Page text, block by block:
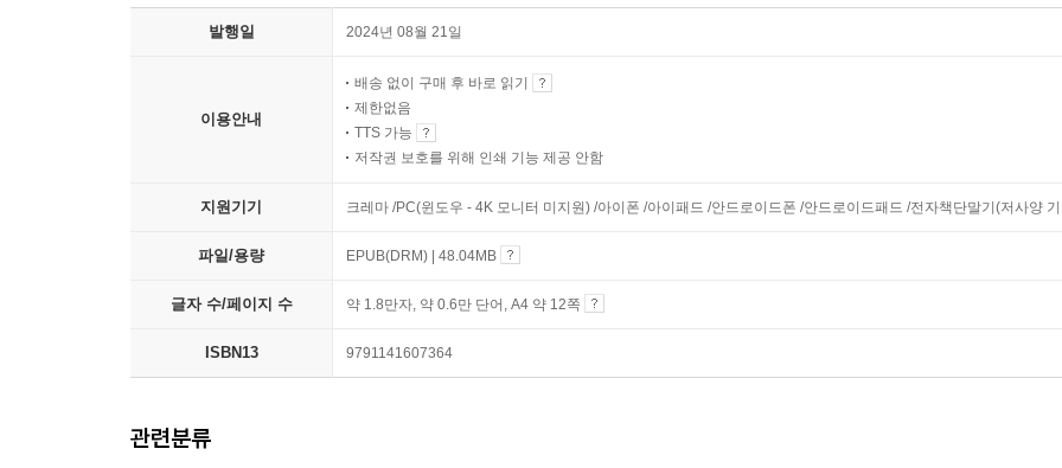
발행일 2024년 08월 21일
이용안내
배송 없이 구매 후 바로 읽기
제한없음
TTS 가능
저작권 보호를 위해 인쇄 기능 제공 안함
지원기기 크레마 /PC(윈도우 - 4K 모니터 미지원) /아이폰 /아이패드 /안드로이드폰 /안드로이드패드 /전자책단말기(저사양
파일/용량 EPUB(DRM) | 48.04MB
글자 수/페이지 수 약 1.8만자, 약 0.6만 단어, A4 약 12쪽
ISBN13 9791141607364
관련분류